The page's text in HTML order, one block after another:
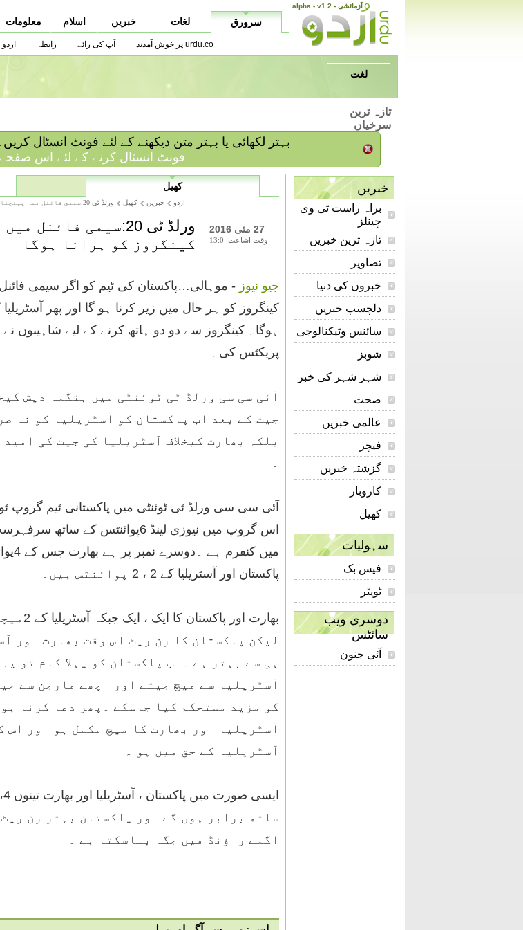
alpha - v1.2 - آزمائشی
سرورق لغات خبریں اسلام معلومات
urdu.co پر خوش آمدید آپ کی رائے رابطہ
لغت
تازہ ترین
سرخیاں
/ بہتر لکھائی یا بہتر متن دیکھنے کے لئے فونٹ انسٹال
فونٹ انسٹال کرنے کے لئے اس صفحے
خبریں
براہ راست ٹی وی
چینلز
تازہ ترین خبریں
تصاویر
خبروں کی دنیا
دلچسپ خبریں
سائنس وٹیکنالوجی
شوبز
شہر شہر کی خبر
صحت
عالمی خبریں
فیچر
گزشتہ خبریں
کاروبار
کھیل
سہولیات
فیس بک
ٹویٹر
دوسری ویب
سائٹس
آئی جنون
کھیل
اردو خبریں کھیل ورلڈ ٹي 20:سيمي فائنل ميں پہنچناہےتو کينگروز کو ہرانا ہوگا
27 مئی 2016
وقت اشاعت: 13:0
ورلڈ ٹی 20:سیمی
کینگروز کو ہرانا ہوگا
جیو نیوز - موہالی…پاکستان کی ٹیم کو اگر سیمی
کینگروز کو ہر حال میں زیر کرنا ہو گا اور پھر
ہوگا۔ کینگروز سے دو دو ہاتھ کرنے کے لیے شاہینوں
پریکٹس کی۔
آئی سی سی ورلڈ ٹی ٹوئنٹی میں بنگلہ دیش
جیت کے بعد اب پاکستان کو آسٹریلیا کو نہ
بلکہ بھارت کیخلاف آسٹریلیا کی جیت کی
۔
آئی سی سی ورلڈ ٹی ٹوئنٹی میں پاکستانی ٹیم گروپ
اس گروپ میں نیوزی لینڈ 6پوائنٹس کے
میں
پاکستان اور آسٹریلیا کے 2 ، 2 پوائنٹس ہیں۔
بھارت اور
لیکن پاکستان کا رن ریٹ اس وقت بھارت اور
ہی سے بہتر ہے ۔اب پاکستان کو پہلا کام تو
آسٹریلیا سے میچ جیتے اور اچھے مارجن سے
کو مزید مستحکم کیا جاسکے ۔پھر دعا کرنا
آسٹریلیا اور بھارت کا میچ مکمل ہو اور اس
آسٹریلیا کے حق میں ہو ۔
ساتھ برابر ہوں گے اور پاکستان بہتر رن
اگلے راؤنڈ میں جگہ بناسکتا ہے ۔